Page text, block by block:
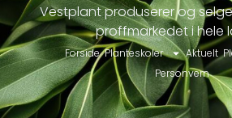
Vestplant produserer og
proffmarkedet i hele
Forside Planteskoler Aktuelt
Personvern